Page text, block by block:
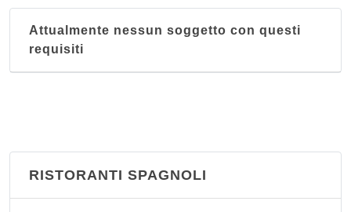
Attualmente nessun soggetto con questi
requisiti
RISTORANTI SPAGNOLI